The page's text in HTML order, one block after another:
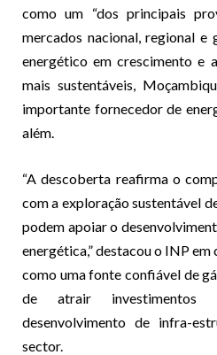
como um “dos principais
mercados nacional, regional e
energético em crescimento e
mais sustentáveis,
importante fornecedor de
além.
“A descoberta reafirma o
com a exploração sustentável
podem apoiar o
energética,” destacou o INP
como uma fonte confiável de
de atrair investimentos
desenvolvimento de infra-
sector.